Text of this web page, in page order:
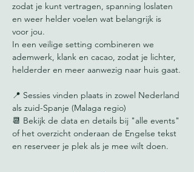
zodat je kunt vertragen, spanning loslaten
en weer helder voelen wat belangrijk is
voor jou.
In een veilige setting combineren we
ademwerk, klank en cacao, zodat je lichter,
helderder en meer aanwezig naar huis gaat.
📍 Sessies vinden plaats in zowel Nederland
als zuid-Spanje (Malaga regio)
📆 Bekijk de data en details bij "alle events"
of het overzicht onderaan de Engelse tekst
en reserveer je plek als je mee wilt doen.